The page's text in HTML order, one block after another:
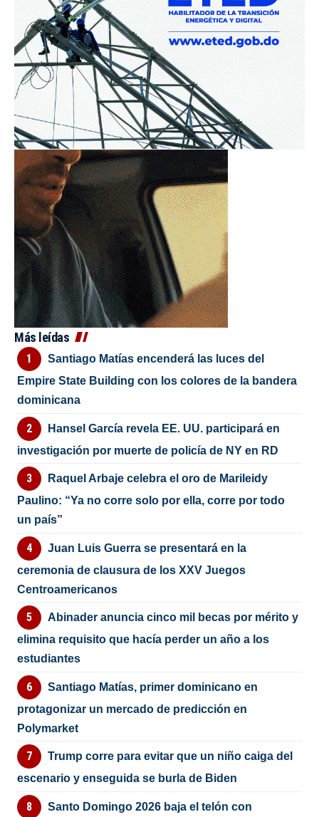
Más leídas
Santiago Matías encenderá las luces del
Empire State Building con los colores de la bandera
dominicana
Hansel García revela EE. UU. participará en
investigación por muerte de policía de NY en RD
Raquel Arbaje celebra el oro de Marileidy
Paulino: “Ya no corre solo por ella, corre por todo
un país”
Juan Luis Guerra se presentará en la
ceremonia de clausura de los XXV Juegos
Centroamericanos
Abinader anuncia cinco mil becas por mérito y
elimina requisito que hacía perder un año a los
estudiantes
Santiago Matías, primer dominicano en
protagonizar un mercado de predicción en
Polymarket
Trump corre para evitar que un niño caiga del
escenario y enseguida se burla de Biden
Santo Domingo 2026 baja el telón con